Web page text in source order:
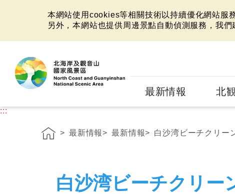
本網站使用cookies等相關技術以持續優化網站服
另外，本網站也提供周邊景點自動偵測服務，我
最新情報 北
:::
最新情報 最新情報 白沙湾ビーチクリー
白沙湾ビーチクリー